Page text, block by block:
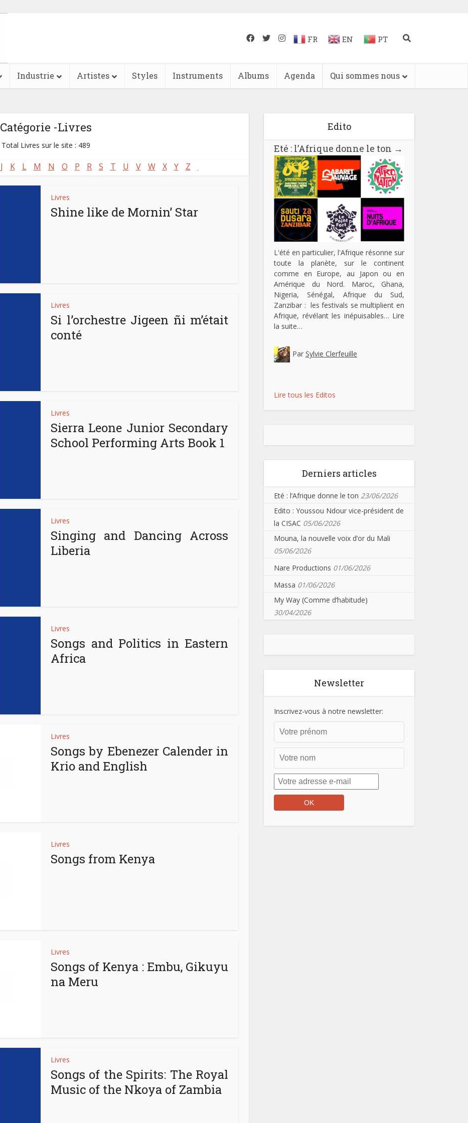
FR EN PT
Industrie Artistes Styles Instruments Albums Agenda Qui sommes nous
Catégorie -Livres
Total Livres sur le site : 489
J K L M N O P R S T U V W X Y Z
Livres
Shine like de Mornin’ Star
Livres
Si l’orchestre Jigeen ñi m’était
conté
Livres
Sierra Leone Junior Secondary
School Performing Arts Book 1
Livres
Singing and Dancing Across
Liberia
Livres
Songs and Politics in Eastern
Africa
Livres
Songs by Ebenezer Calender in
Krio and English
Livres
Songs from Kenya
Livres
Songs of Kenya : Embu, Gikuyu
na Meru
Livres
Songs of the Spirits: The Royal
Music of the Nkoya of Zambia
Edito
Eté : l’Afrique donne le ton →
L'été en particulier, l'Afrique résonne sur
toute la planète, sur le continent
comme en Europe, au Japon ou en
Amérique du Nord. Maroc, Ghana,
Nigeria, Sénégal, Afrique du Sud,
Zanzibar : les festivals se multiplient en
Afrique, révélant les inépuisables… Lire
la suite…
Par Sylvie Clerfeuille
Lire tous les Editos
Derniers articles
Eté : l’Afrique donne le ton 23/06/2026
Edito : Youssou Ndour vice-président de
la CISAC 05/06/2026
Mouna, la nouvelle voix d’or du Mali
05/06/2026
Nare Productions 01/06/2026
Massa 01/06/2026
My Way (Comme d’habitude)
30/04/2026
Newsletter
Inscrivez-vous à notre newsletter: